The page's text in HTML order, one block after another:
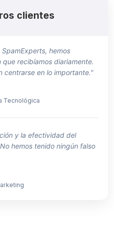
clientes
hemos
recibíamos diariamente.
centrarse en lo importante."
Tecnológica
y la efectividad del
hemos tenido ningún falso